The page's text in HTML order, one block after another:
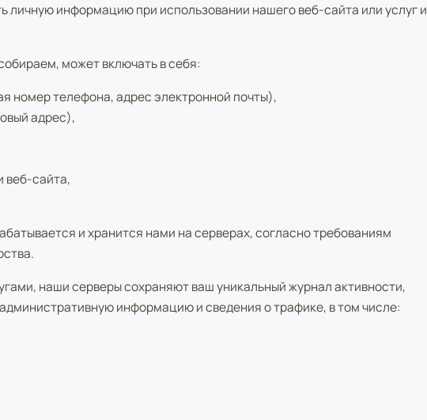
личную информацию при использовании нашего веб-сайта или услуг и
может включать в себя:
номер телефона, адрес электронной почты),
адрес),
веб-сайта,
и хранится нами на серверах, согласно требованиям
наши серверы сохраняют ваш уникальный журнал активности,
информацию и сведения о трафике, в том числе: